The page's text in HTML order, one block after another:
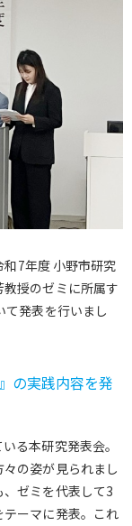
7年度 小野市研究
授のゼミに所属す
て発表を行いまし
の実践内容を発
る本研究発表会。
の姿が見られまし
ゼミを代表して3
ーマに発表。これ